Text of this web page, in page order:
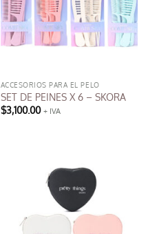
ACCESORIOS PARA EL PELO
SET DE PEINES X 6 – SKORA
$3,100.00 + IVA